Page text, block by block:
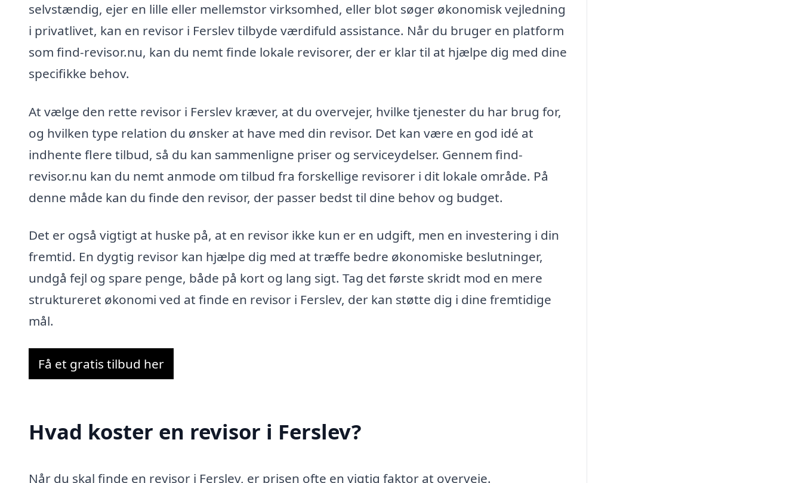
selvstændig, ejer en lille eller mellemstor virksomhed, eller blot søger økonomisk vejledning
i privatlivet, kan en revisor i Ferslev tilbyde værdifuld assistance. Når du bruger en platform
som find-revisor.nu, kan du nemt finde lokale revisorer, der er klar til at hjælpe dig med dine
specifikke behov.
At vælge den rette revisor i Ferslev kræver, at du overvejer, hvilke tjenester du har brug for,
og hvilken type relation du ønsker at have med din revisor. Det kan være en god idé at
indhente flere tilbud, så du kan sammenligne priser og serviceydelser. Gennem find-
revisor.nu kan du nemt anmode om tilbud fra forskellige revisorer i dit lokale område. På
denne måde kan du finde den revisor, der passer bedst til dine behov og budget.
Det er også vigtigt at huske på, at en revisor ikke kun er en udgift, men en investering i din
fremtid. En dygtig revisor kan hjælpe dig med at træffe bedre økonomiske beslutninger,
undgå fejl og spare penge, både på kort og lang sigt. Tag det første skridt mod en mere
struktureret økonomi ved at finde en revisor i Ferslev, der kan støtte dig i dine fremtidige
mål.
Få et gratis tilbud her
Hvad koster en revisor i Ferslev?
Når du skal finde en revisor i Ferslev, er prisen ofte en vigtig faktor at overveje.